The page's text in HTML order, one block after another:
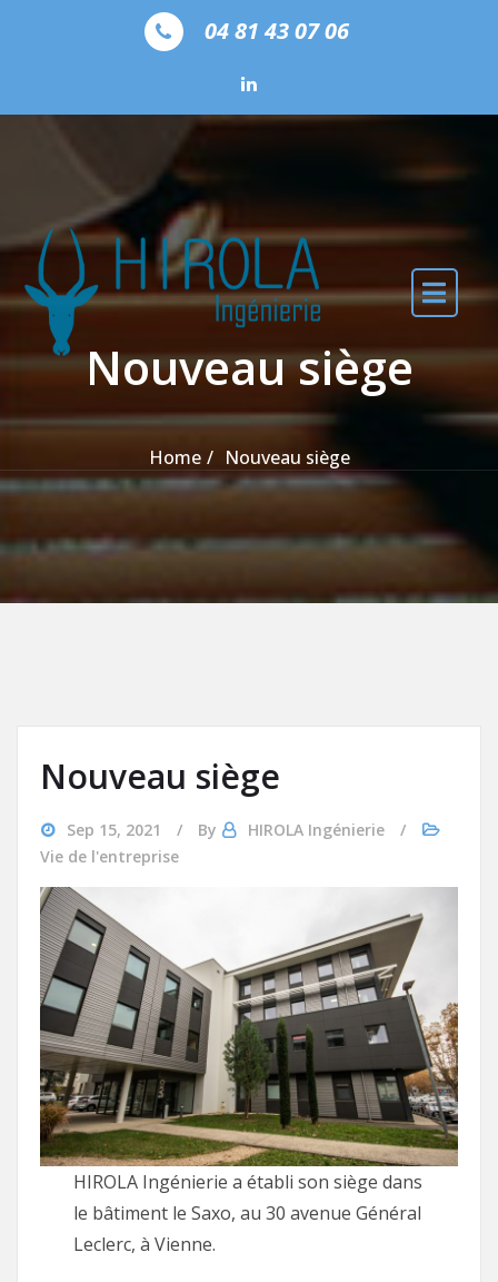
Skip to the content
04 81 43 07 06
Nouveau siège
Home Nouveau siège
Nouveau siège
Sep 15, 2021 By
HIROLA Ingénierie
Vie de l'entreprise
HIROLA Ingénierie a établi son siège dans
le bâtiment le Saxo, au 30 avenue Général
Leclerc, à Vienne.